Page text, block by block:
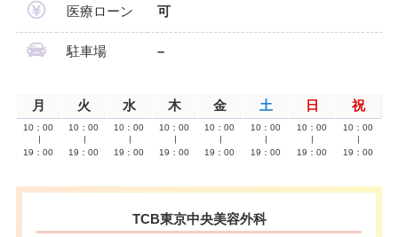
医療ローン 可
駐車場 –
月 火 水 木 金 土 日 祝
10：00
19：00
10：00
19：00
10：00
19：00
10：00
19：00
10：00
19：00
10：00
19：00
10：00
19：00
10：00
19：00
TCB東京中央美容外科